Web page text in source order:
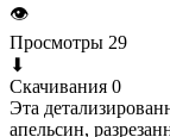
👁
Просмотры 29
⬇
Скачивания 0
Эта
апельсин,